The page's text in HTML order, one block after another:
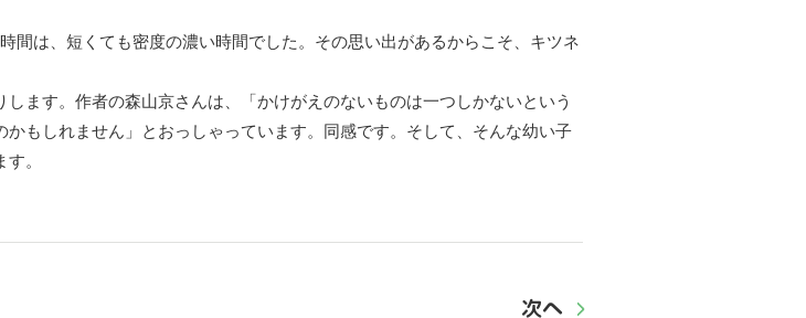
間は、短くても密度の濃い時間でした。その思い出があるからこそ、キツネ
ます。作者の森山京さんは、「かけがえのないものは一つしかないという
もしれません」とおっしゃっています。同感です。そして、そんな幼い子
。
次へ